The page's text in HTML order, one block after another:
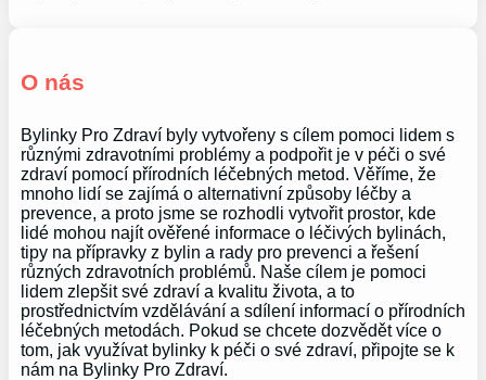
O nás
Bylinky Pro Zdraví byly vytvořeny s cílem pomoci lidem s
různými zdravotními problémy a podpořit je v péči o své
zdraví pomocí přírodních léčebných metod. Věříme, že
mnoho lidí se zajímá o alternativní způsoby léčby a
prevence, a proto jsme se rozhodli vytvořit prostor, kde
lidé mohou najít ověřené informace o léčivých bylinách,
tipy na přípravky z bylin a rady pro prevenci a řešení
různých zdravotních problémů. Naše cílem je pomoci
lidem zlepšit své zdraví a kvalitu života, a to
prostřednictvím vzdělávání a sdílení informací o přírodních
léčebných metodách. Pokud se chcete dozvědět více o
tom, jak využívat bylinky k péči o své zdraví, připojte se k
nám na Bylinky Pro Zdraví.